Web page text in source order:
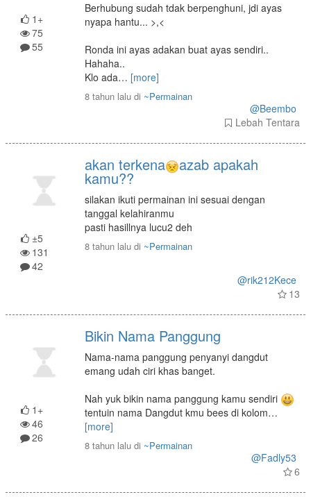
1+
75
55
Berhubung sudah tdak berpenghuni, jdi ayas
nyapa hantu... >,<
Ronda ini ayas adakan buat ayas sendiri..
Hahaha..
Klo ada… [more]
8 tahun lalu di ~Permainan
@Beembo
Lebah Tentara
±5
131
42
akan terkena azab apakah
kamu??
silakan ikuti permainan ini sesuai dengan
tanggal kelahiranmu
pasti hasillnya lucu2 deh
8 tahun lalu di ~Permainan
@rik212Kece
13
1+
46
26
Bikin Nama Panggung
Nama-nama panggung penyanyi dangdut
emang udah ciri khas banget.
Nah yuk bikin nama panggung kamu sendiri
tentuin nama Dangdut kmu bees di kolom…
[more]
8 tahun lalu di ~Permainan
@Fadly53
6